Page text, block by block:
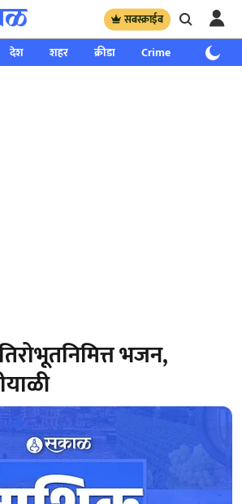
सबस्क्राईब
देश शहर क्रीडा Crime साप्ताहिक
भजन,